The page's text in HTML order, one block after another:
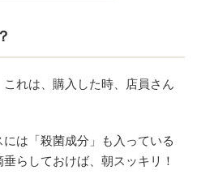
これは、購入した時、店員さん
は「殺菌成分」も入っている
らしておけば、朝スッキリ！